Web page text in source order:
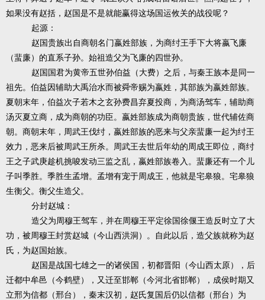
如果没有赵括，赵国是不是就能赢得这场国运攸关的战役呢？
起源：
赵国贵族出自商朝名门嬴姓部族，为商纣王手下大将嬴飞廉
（蜚廉）的直系子孙。始祖造父为飞廉的四世孙。
赵国国君为黄帝五世孙伯益（大费）之后，与秦王族本是同一
祖先。伯益因辅助大禹治水而被舜帝赐为嬴姓，其部族为嬴姓部族。
夏朝末年，伯益次子若木之玄孙费昌弃夏投商，为商汤驾车，辅助商
汤灭夏立商，成为商朝的功臣。嬴姓部族成为商朝贵族，世代辅佐商
朝。商朝末年，周武王伐纣，嬴姓部族的恶来与父亲蜚廉一起为纣王
效力，恶来后被周武王所杀。周武王去世后年幼的周成王即位，商纣
王之子武庚趁机挑唆发动三监之乱，嬴姓部族卷入。蜚廉还有一个儿
子叫季胜。季胜生孟增。孟增有宠于周成王，他就是宅皋狼。宅皋狼
生衡父。衡父生造父。
分封赵城：
造父为周穆王驾车，并在周穆王平定徐国徐偃王造反时立了大
功，被周穆王封赏赵城（今山西洪洞）。自此以后，造父族就称为赵
氏，为赵国始族。
赵国是战国七雄之一的诸侯国，初都晋阳（今山西太原），后
迁都中牟邑（今鹤壁），又迁至邯郸（今河北省邯郸），成侯时期又
立邢为信都（邢台），秦末汉初，赵氏复国后仍以信都（邢台）为